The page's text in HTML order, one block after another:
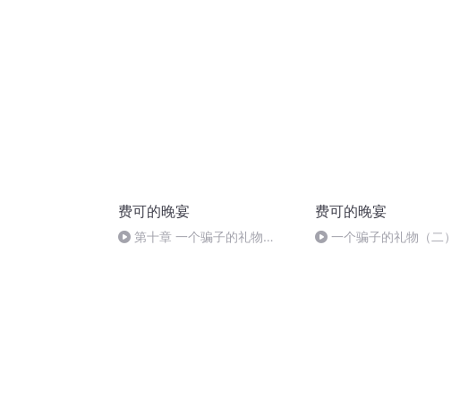
费可的晚宴
第十章 一个骗子的礼物
费可的晚宴
一个骗子的礼物（二）